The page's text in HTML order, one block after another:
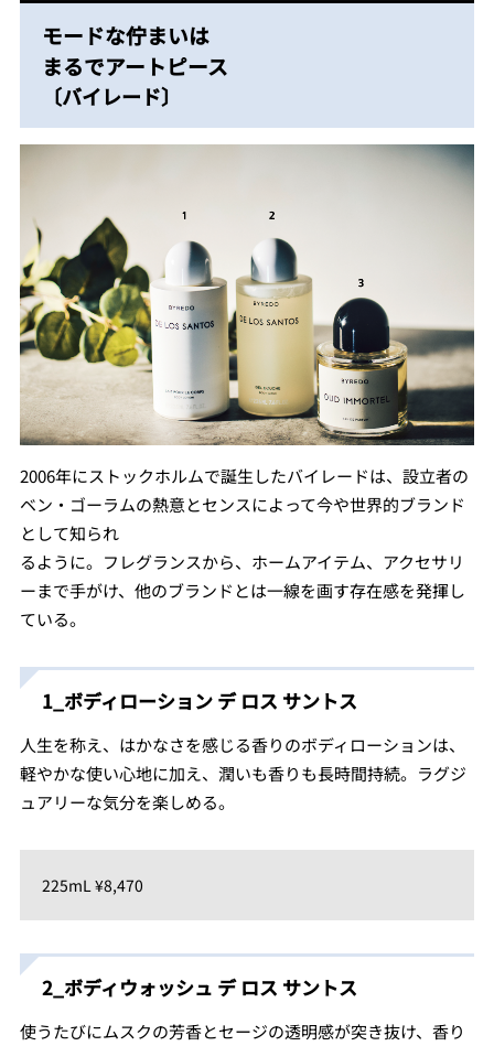
モードな佇まいは
まるでアートピース
〔バイレード〕
2006年にストックホルムで誕生したバイレードは、設立者の
ベン・ゴーラムの熱意とセンスによって今や世界的ブランド
として知られ
るように。フレグランスから、ホームアイテム、アクセサリ
ーまで手がけ、他のブランドとは一線を画す存在感を発揮し
ている。
1_ボディローション デ ロス サントス
人生を称え、はかなさを感じる香りのボディローションは、
軽やかな使い心地に加え、潤いも香りも長時間持続。ラグジ
ュアリーな気分を楽しめる。
225mL ¥8,470
2_ボディウォッシュ デ ロス サントス
使うたびにムスクの芳香とセージの透明感が突き抜け、香り